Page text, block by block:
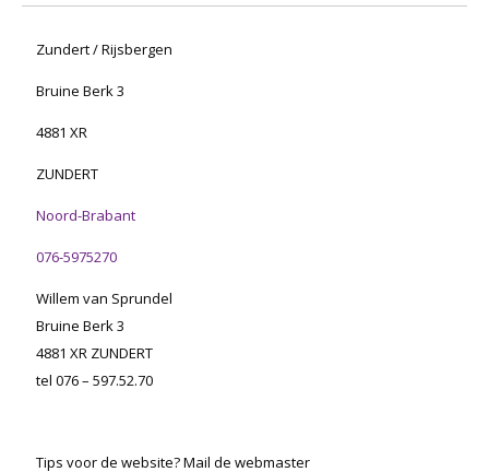
Zundert / Rijsbergen
Bruine Berk 3
4881 XR
ZUNDERT
Noord-Brabant
076-5975270
Willem van Sprundel
Bruine Berk 3
4881 XR ZUNDERT
tel 076 – 597.52.70
Tips voor de website? Mail de webmaster